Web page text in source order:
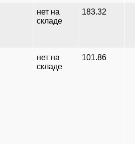
нет на
складе
183.32
нет на
складе
101.86